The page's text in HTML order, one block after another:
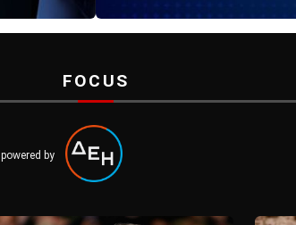
FOCUS
powered by